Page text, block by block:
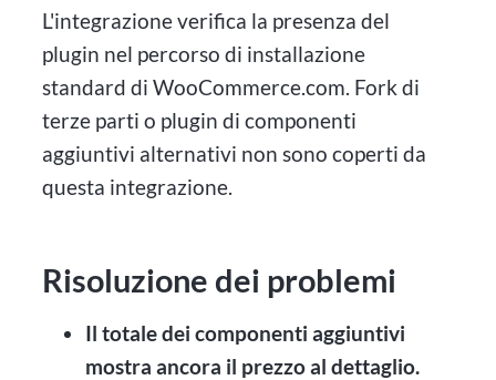
L'integrazione verifica la presenza del
plugin nel percorso di installazione
standard di WooCommerce.com. Fork di
terze parti o plugin di componenti
aggiuntivi alternativi non sono coperti da
questa integrazione.
Risoluzione dei problemi
Il totale dei componenti aggiuntivi
mostra ancora il prezzo al dettaglio.